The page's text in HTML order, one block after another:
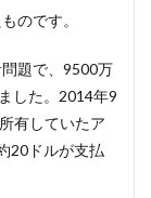
のです。
題で、9500万
した。2014年9
有していたア
20ドルが支払